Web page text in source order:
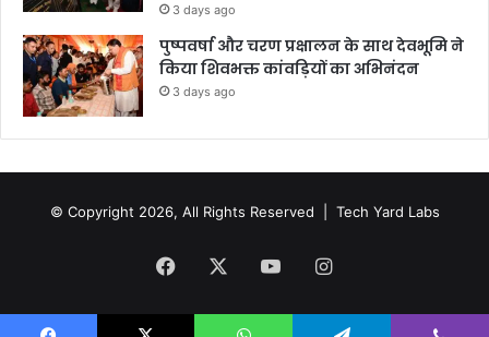
3 days ago
पुष्पवर्षा और चरण प्रक्षालन के साथ देवभूमि ने
किया शिवभक्त कांवड़ियों का अभिनंदन
3 days ago
© Copyright 2026, All Rights Reserved | Tech Yard Labs
Facebook YouTubeInstagram